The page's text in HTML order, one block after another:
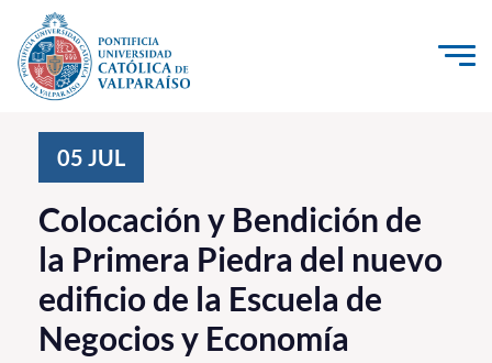
Click acá para ir directamente al contenido
Investigación, Creación e Innovación
PUCV Internacional
Vinculación con el Medio
Admisión
05 JUL
Colocación y Bendición de
la Primera Piedra del nuevo
edificio de la Escuela de
Negocios y Economía